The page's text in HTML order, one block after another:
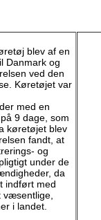
blev af en
Danmark og
ved den
Køretøjet var
med en
9 dage, som
køretøjet blev
fandt, at
og
under de
da
indført med
væsentlige,
i landet.